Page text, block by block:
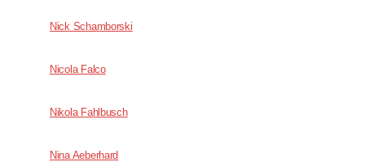
Nick Schamborski
Nicola Falco
Nikola Fahlbusch
Nina Aeberhard